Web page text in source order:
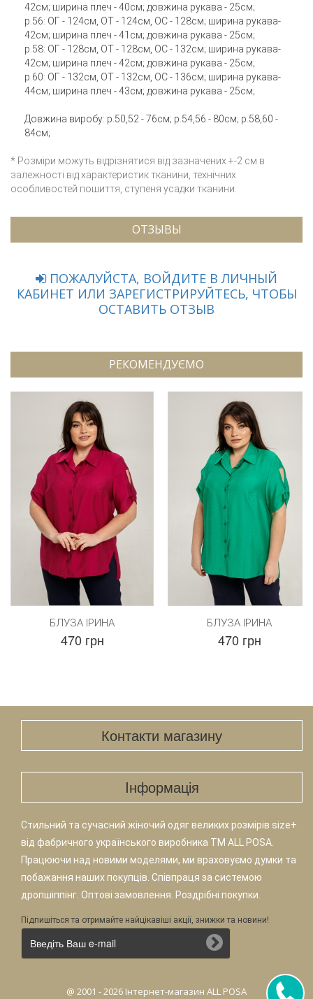
42см; ширина плеч - 40см; довжина рукава - 25см;
р.56: ОГ - 124см, ОТ - 124см, ОС - 128см; ширина рукава-
42см; ширина плеч - 41см; довжина рукава - 25см;
р.58: ОГ - 128см, ОТ - 128см, ОС - 132см; ширина рукава-
42см; ширина плеч - 42см; довжина рукава - 25см;
р.60: ОГ - 132см, ОТ - 132см, ОС - 136см; ширина рукава-
44см; ширина плеч - 43см; довжина рукава - 25см;
Довжина виробу: р.50,52 - 76см; р.54,56 - 80см; р.58,60 -
84см;
* Розміри можуть відрізнятися від зазначених +-2 см в
залежності від характеристик тканини, технічних
особливостей пошиття, ступеня усадки тканини.
ОТЗЫВЫ
ПОЖАЛУЙСТА, ВОЙДИТЕ В ЛИЧНЫЙ
КАБИНЕТ ИЛИ ЗАРЕГИСТРИРУЙТЕСЬ, ЧТОБЫ
ОСТАВИТЬ ОТЗЫВ
РЕКОМЕНДУЄМО
БЛУЗА ІРИНА
470 грн
БЛУЗА ІРИНА
470 грн
Контакти магазину
Iнформація
Стильний та сучасний жіночий одяг великих розмірів size+
від фабричного українського виробника TM ALL POSA.
Працюючи над новими моделями, ми враховуємо думки та
побажання наших покупців. Співпраця за системою
дропшіппінг. Оптові замовлення. Роздрібні покупки.
Підпишіться та отримайте найцікавіші акції, знижки та новини!
@ 2001 - 2026 Інтернет-магазин ALL POSA